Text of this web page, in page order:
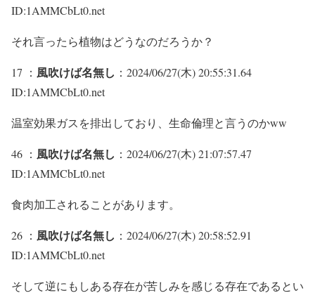
ID:1AMMCbLt0.net
それ言ったら植物はどうなのだろうか？
17 ： 風吹けば名無し ：2024/06/27(木) 20:55:31.64
ID:1AMMCbLt0.net
温室効果ガスを排出しており、生命倫理と言うのかww
46 ： 風吹けば名無し ：2024/06/27(木) 21:07:57.47
ID:1AMMCbLt0.net
食肉加工されることがあります。
26 ： 風吹けば名無し ：2024/06/27(木) 20:58:52.91
ID:1AMMCbLt0.net
そして逆にもしある存在が苦しみを感じる存在であるとい